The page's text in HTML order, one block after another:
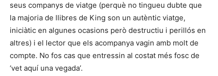
seus companys de viatge (perquè no tingueu dubte que
la majoria de llibres de King son un autèntic viatge,
iniciàtic en algunes ocasions però destructiu i perillós en
altres) i el lector que els acompanya vagin amb molt de
compte. No fos cas que entressin al costat més fosc de
‘vet aquí una vegada’.